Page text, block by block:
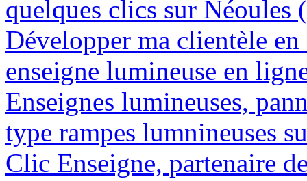
quelques clics sur Néoules
Développer ma clientèle
enseigne lumineuse en
Enseignes lumineuses,
type rampes lumnineuses
Clic Enseigne, partenaire